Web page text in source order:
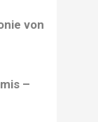
von
–